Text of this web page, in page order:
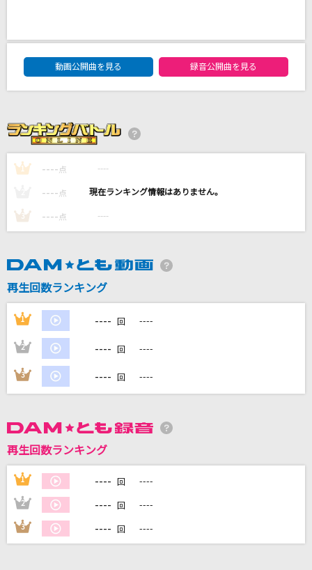
明日晴れるといいな
みきとP
助演女優症
back number
DAMの新曲・ランキングなど
カラオケ最新情報をチェック！
DAMに会員登録・ログインして
家族や友達と一緒に！練習にも！
DAM★ともボーカルエントリーランキング
動画公開曲を見る
録音公開曲を見る
1 ---- 点 ----
---- 点 ----
3 ---- 点 ----
再生回数ランキング
1 ---- 回 ----
2 ---- 回 ----
3 ---- 回 ----
再生回数ランキング
1 ---- 回 ----
2 ---- 回 ----
3 ---- 回 ----